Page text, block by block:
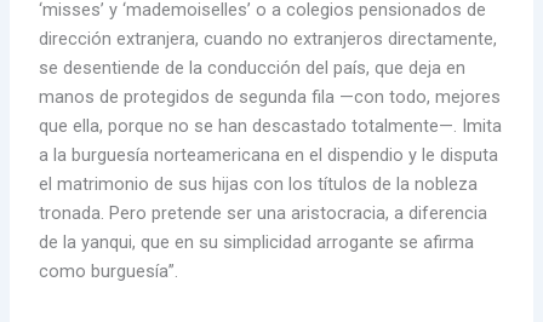
‘misses’ y ‘mademoiselles’ o a colegios pensionados de
dirección extranjera, cuando no extranjeros directamente,
se desentiende de la conducción del país, que deja en
manos de protegidos de segunda fila —con todo, mejores
que ella, porque no se han descastado totalmente—. Imita
a la burguesía norteamericana en el dispendio y le disputa
el matrimonio de sus hijas con los títulos de la nobleza
tronada. Pero pretende ser una aristocracia, a diferencia
de la yanqui, que en su simplicidad arrogante se afirma
como burguesía”.